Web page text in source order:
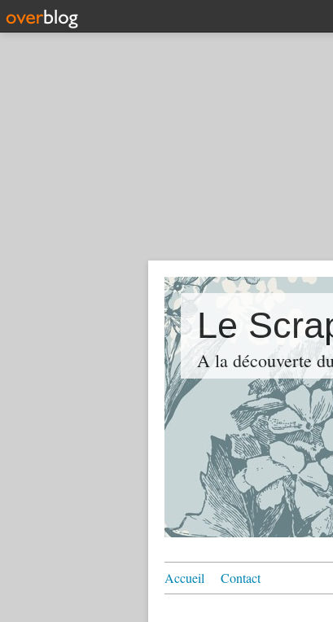
Le
A la découverte
Accueil Contact